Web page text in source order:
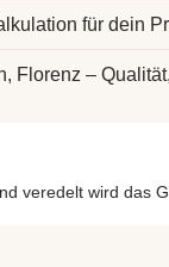
für dein
Florenz –
veredelt wird das